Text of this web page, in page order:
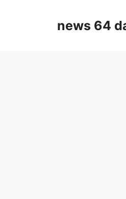
news 64